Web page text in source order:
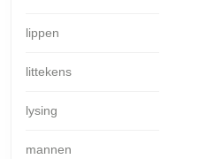
lippen
littekens
lysing
mannen